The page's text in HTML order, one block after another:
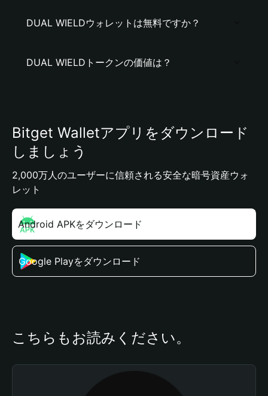
DUAL WIELDウォレットは無料ですか？
DUAL WIELDトークンの価値は？
Bitget Walletアプリをダウンロード
しましょう
2,000万人のユーザーに信頼される安全な暗号資産ウォ
レット
Android APKをダウンロード
Google Playをダウンロード
こちらもお読みください。